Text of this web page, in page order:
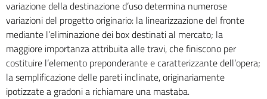
variazione della destinazione d’uso determina numerose
variazioni del progetto originario: la linearizzazione del fronte
mediante l’eliminazione dei box destinati al mercato; la
maggiore importanza attribuita alle travi, che finiscono per
costituire l’elemento preponderante e caratterizzante dell’opera;
la semplificazione delle pareti inclinate, originariamente
ipotizzate a gradoni a richiamare una mastaba.